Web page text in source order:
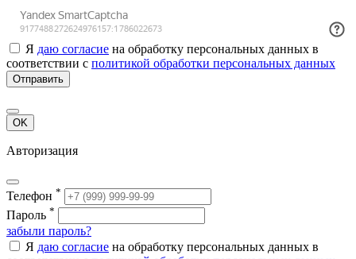
Я даю согласие на обработку персональных данных в
соответствии с политикой обработки персональных данных
Отправить
OK
Авторизация
Телефон *
Пароль *
забыли пароль?
Я даю согласие на обработку персональных данных в